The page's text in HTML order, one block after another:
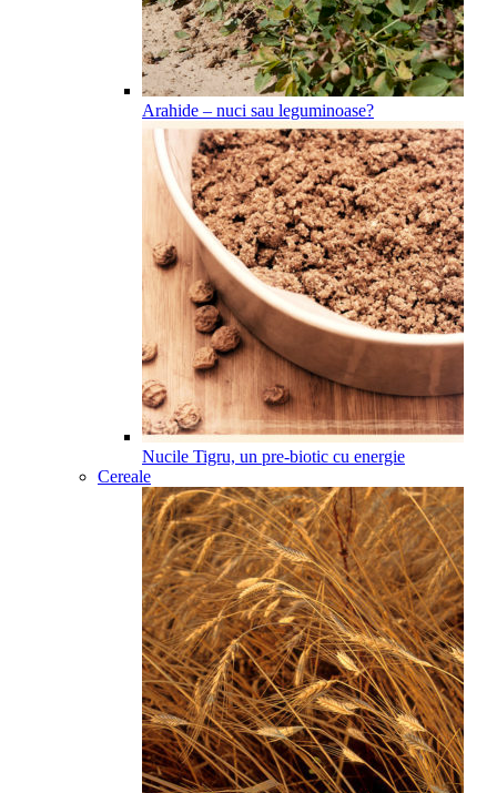
Arahide – nuci sau leguminoase?
Nucile Tigru, un pre-biotic cu energie
Cereale